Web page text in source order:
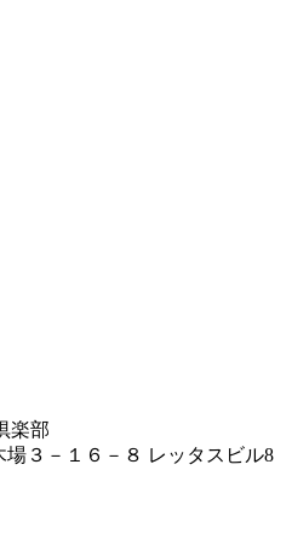
楽部
３－１６－８ レッタスビル8